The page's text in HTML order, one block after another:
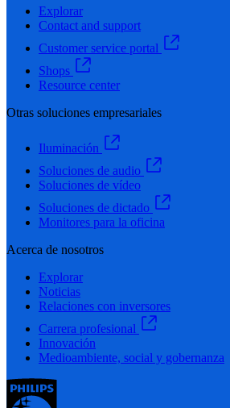
Explorar
Contact and support
Customer service portal
Shops
Resource center
Otras soluciones empresariales
Iluminación
Soluciones de audio
Soluciones de vídeo
Soluciones de dictado
Monitores para la oficina
Acerca de nosotros
Explorar
Noticias
Relaciones con inversores
Carrera profesional
Innovación
Medioambiente, social y gobernanza